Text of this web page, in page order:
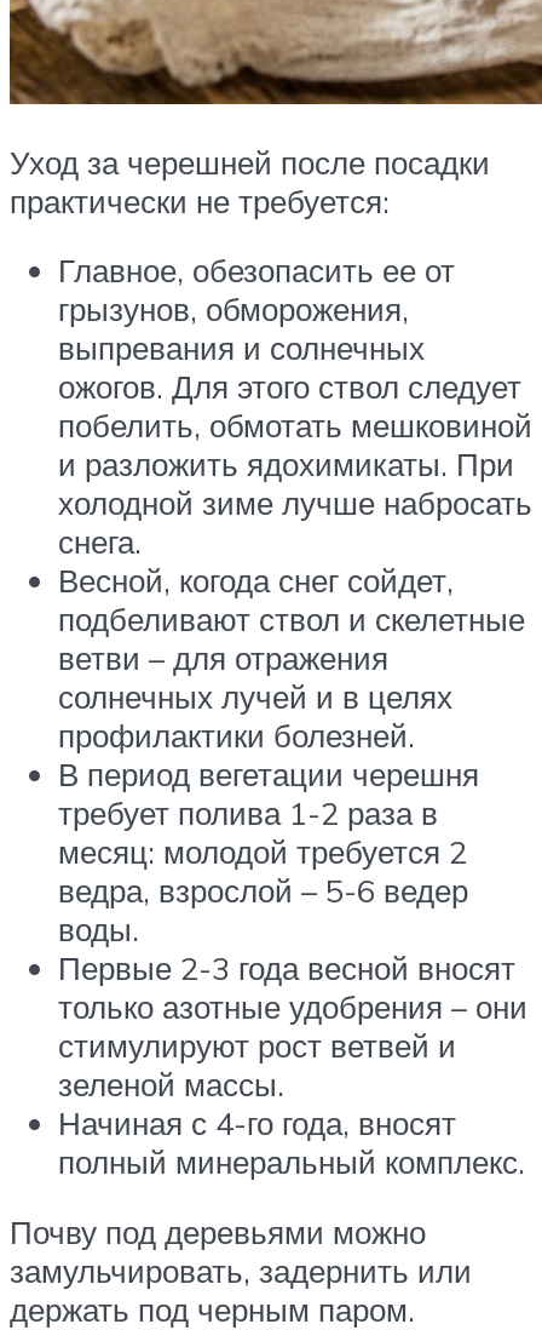
Уход за черешней после посадки
практически не требуется:
Главное, обезопасить ее от
грызунов, обморожения,
выпревания и солнечных
ожогов. Для этого ствол следует
побелить, обмотать мешковиной
и разложить ядохимикаты. При
холодной зиме лучше набросать
снега.
Весной, когода снег сойдет,
подбеливают ствол и скелетные
ветви – для отражения
солнечных лучей и в целях
профилактики болезней.
В период вегетации черешня
требует полива 1-2 раза в
месяц: молодой требуется 2
ведра, взрослой – 5-6 ведер
воды.
Первые 2-3 года весной вносят
только азотные удобрения – они
стимулируют рост ветвей и
зеленой массы.
Начиная с 4-го года, вносят
полный минеральный комплекс.
Почву под деревьями можно
замульчировать, задернить или
держать под черным паром.